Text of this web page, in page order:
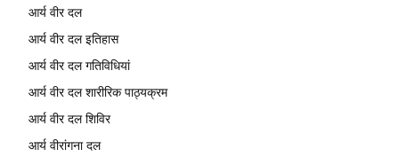
आर्य वीर दल
आर्य वीर दल इतिहास
आर्य वीर दल गतिविधियां
आर्य वीर दल शारीरिक पाठ्यक्रम
आर्य वीर दल शिविर
आर्य वीरांगना दल